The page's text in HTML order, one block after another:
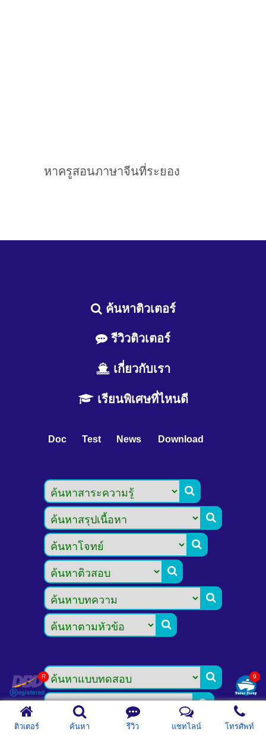
หาครูสอนภาษาจีนที่ระยอง
ค้นหาติวเตอร์
รีวิวติวเตอร์
เกี่ยวกับเรา
เรียนพิเศษที่ไหนดี
Doc Test News Download









ติวเตอร์ ค้นหา รีวิว แชทไลน์ โทรศัพท์